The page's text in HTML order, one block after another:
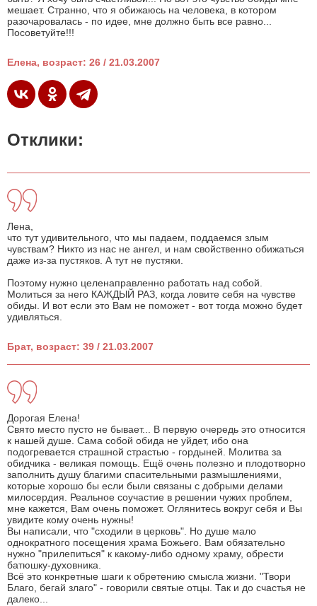
мешает. Странно, что я обижаюсь на человека, в котором
разочаровалась - по идее, мне должно быть все равно...
Посоветуйте!!!
Елена, возраст: 26 / 21.03.2007
Отклики:
Лена,
что тут удивительного, что мы падаем, поддаемся злым
чувствам? Никто из нас не ангел, и нам свойственно обижаться
даже из-за пустяков. А тут не пустяки.
Поэтому нужно целенаправленно работать над собой.
Молиться за него КАЖДЫЙ РАЗ, когда ловите себя на чувстве
обиды. И вот если это Вам не поможет - вот тогда можно будет
удивляться.
Брат, возраст: 39 / 21.03.2007
Дорогая Елена!
Свято место пусто не бывает... В первую очередь это относится
к нашей душе. Сама собой обида не уйдет, ибо она
подогревается страшной страстью - гордыней. Молитва за
обидчика - великая помощь. Ещё очень полезно и плодотворно
заполнить душу благими спасительными размышлениями,
которые хорошо бы если были связаны с добрыми делами
милосердия. Реальное соучастие в решении чужих проблем,
мне кажется, Вам очень поможет. Оглянитесь вокруг себя и Вы
увидите кому очень нужны!
Вы написали, что "сходили в церковь". Но душе мало
однократного посещения храма Божьего. Вам обязательно
нужно "прилепиться" к какому-либо одному храму, обрести
батюшку-духовника.
Всё это конкретные шаги к обретению смысла жизни. "Твори
Благо, бегай злаго" - говорили святые отцы. Так и до счастья не
далеко...